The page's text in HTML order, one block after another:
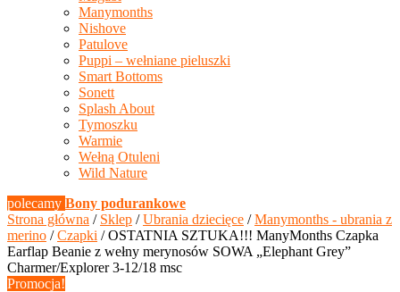
Manymonths
Nishove
Patulove
Puppi – wełniane pieluszki
Smart Bottoms
Sonett
Splash About
Tymoszku
Warmie
Wełną Otuleni
Wild Nature
polecamy Bony podurankowe
Strona główna / Sklep /Ubrania dziecięce /Manymonths - ubrania z
merino /Czapki / OSTATNIA SZTUKA!!! ManyMonths Czapka
Earflap Beanie z wełny merynosów SOWA „Elephant Grey”
Charmer/Explorer 3-12/18 msc
Promocja!